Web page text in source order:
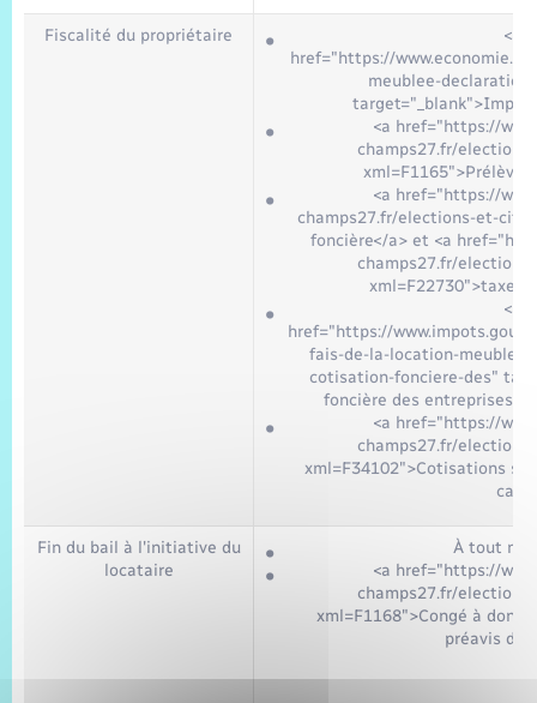
Fiscalité du propriétaire
<a
href="https://
meublee-
target="_blank">Impôt
<a href="https://
champs27.fr/
<a href="https://
champs27.fr/elections-et-
foncière</a> et <a
champs27.fr/
xml=F22730">taxes
<a
href="https://
fais-de-la-location-
cotisation-fonciere-des"
foncière des entreprises</
<a href="https://
champs27.fr/
xml=F34102">Cotisations
cas)
Fin du bail à l'initiative du
locataire
À tout
<a href="https://
champs27.fr/
xml=F1168">Congé à
préavis